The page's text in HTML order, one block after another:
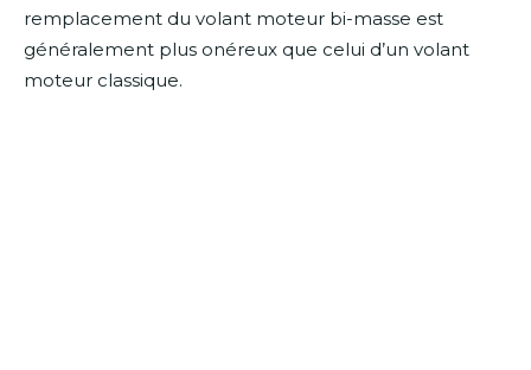
remplacement du volant moteur bi-masse est
généralement plus onéreux que celui d’un volant
moteur classique.